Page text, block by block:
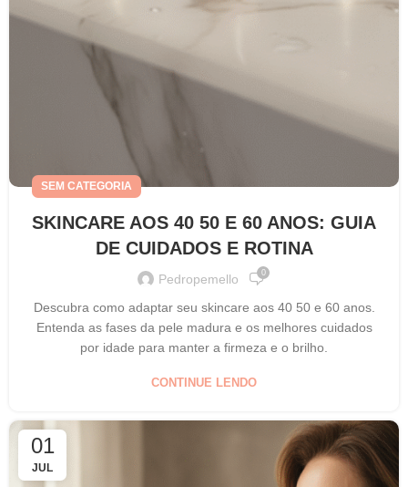
SEM CATEGORIA
SKINCARE AOS 40 50 E 60 ANOS: GUIA
DE CUIDADOS E ROTINA
Pedropemello 0
Descubra como adaptar seu skincare aos 40 50 e 60 anos.
Entenda as fases da pele madura e os melhores cuidados
por idade para manter a firmeza e o brilho.
CONTINUE LENDO
01
JUL